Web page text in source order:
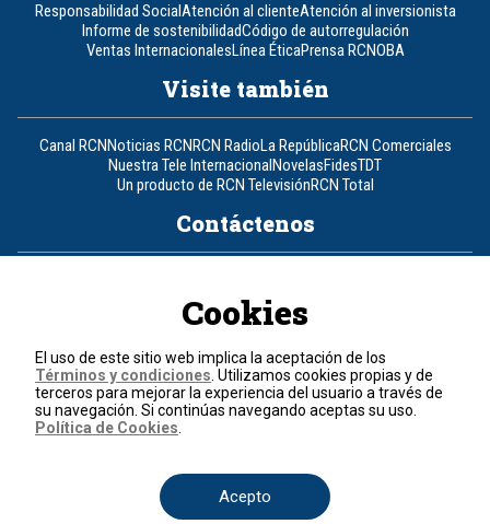
Responsabilidad SocialAtención al clienteAtención al inversionista
Informe de sostenibilidadCódigo de autorregulación
Ventas InternacionalesLínea ÉticaPrensa RCNOBA
Visite también
Canal RCNNoticias RCNRCN RadioLa RepúblicaRCN Comerciales
Nuestra Tele InternacionalNovelasFidesTDT
Un producto de RCN TelevisiónRCN Total
Contáctenos
Política de cookies
Términos y condiciones
© 2026, RCN Medios.
Todos los derechos reservados.
Cookies
El uso de este sitio web implica la aceptación de los
Términos y condiciones . Utilizamos cookies propias y de
terceros para mejorar la experiencia del usuario a través de
su navegación. Si continúas navegando aceptas su uso.
Política de Cookies
Acepto